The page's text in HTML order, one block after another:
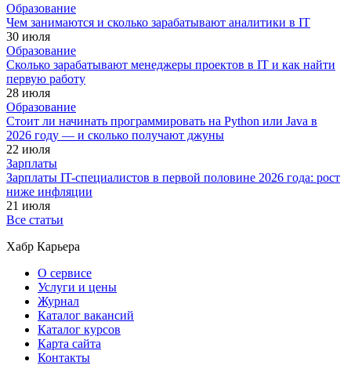
Образование
Чем занимаются и сколько зарабатывают аналитики в IT
30 июля
Образование
Сколько зарабатывают менеджеры проектов в IT и как найти
первую работу
28 июля
Образование
Стоит ли начинать программировать на Python или Java в
2026 году — и сколько получают джуны
22 июля
Зарплаты
Зарплаты IT-специалистов в первой половине 2026 года: рост
ниже инфляции
21 июля
Все статьи
Хабр Карьера
О сервисе
Услуги и цены
Журнал
Каталог вакансий
Каталог курсов
Карта сайта
Контакты